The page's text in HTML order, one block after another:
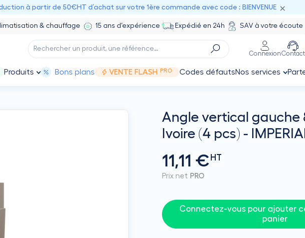
à partir de 50€HT d’achat sur votre 1ère commande avec code : BIENVENUE
& chauffage 15 ans d'expérience Expédié en 24h SAV à votre écoute
ConnexionContact
Produits Bons plans VENTE FLASH PRO Codes défautsNos services
Angle vertical gauche
Ivoire (4 pcs) -
11,11 € HT
Prix net PRO
Connectez-vous pour ajouter
panier